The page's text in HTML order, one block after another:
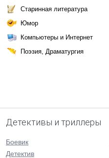
Старинная литература
Юмор
Компьютеры и Интернет
Поэзия, Драматургия
Детективы и триллеры
Боевик
Детектив